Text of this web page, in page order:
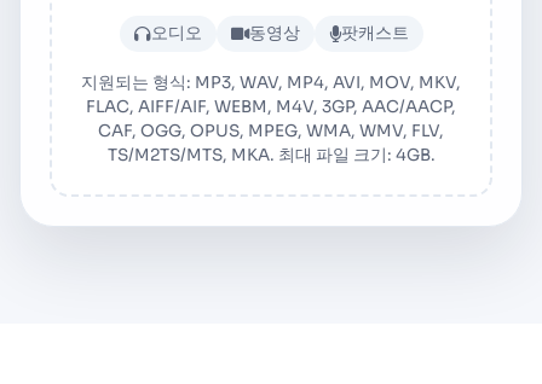
오디오 또는 비디오 파일 업로드
오디오 동영상 팟캐스트
지원되는 형식: MP3, WAV, MP4, AVI, MOV, MKV,
FLAC, AIFF/AIF, WEBM, M4V, 3GP, AAC/AACP,
CAF, OGG, OPUS, MPEG, WMA, WMV, FLV,
TS/M2TS/MTS, MKA. 최대 파일 크기: 4GB.